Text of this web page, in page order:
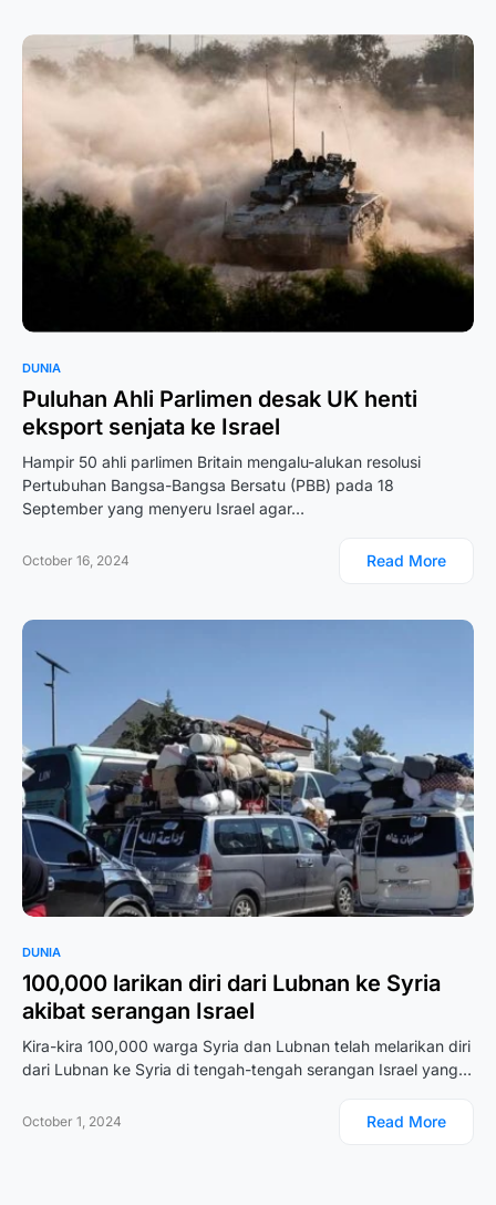
DUNIA
Puluhan Ahli Parlimen desak UK henti
eksport senjata ke Israel
Hampir 50 ahli parlimen Britain mengalu-alukan resolusi
Pertubuhan Bangsa-Bangsa Bersatu (PBB) pada 18
September yang menyeru Israel agar…
October 16, 2024 Read More
DUNIA
100,000 larikan diri dari Lubnan ke Syria
akibat serangan Israel
Kira-kira 100,000 warga Syria dan Lubnan telah melarikan diri
dari Lubnan ke Syria di tengah-tengah serangan Israel yang…
October 1, 2024 Read More